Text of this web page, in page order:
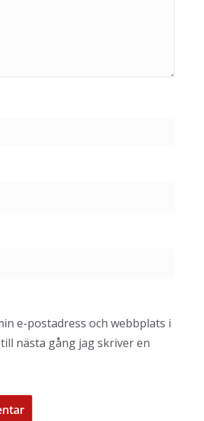
e-postadress och webbplats i
nästa gång jag skriver en